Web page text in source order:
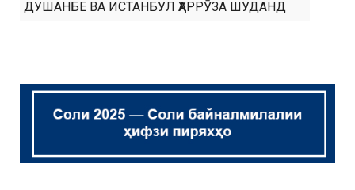
ДУШАНБЕ ВА ИСТАНБУЛ ҲАРРӮЗА ШУДАНД